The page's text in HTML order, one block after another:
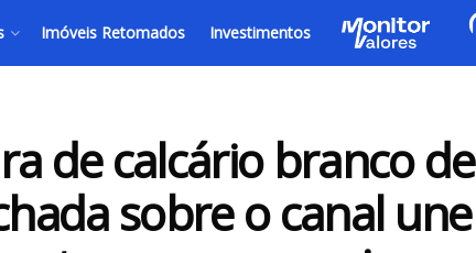
Imóveis Retomados Investimentos
de calcário branco de
sobre o canal une